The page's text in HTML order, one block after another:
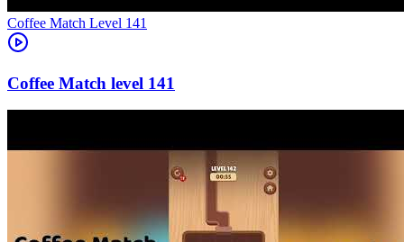
Level 141
141